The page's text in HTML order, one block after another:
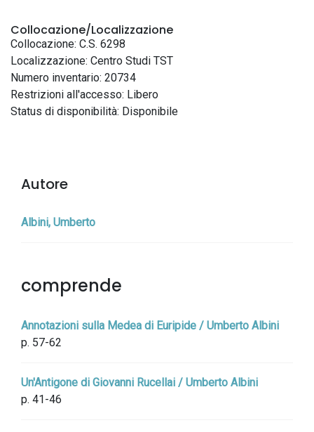
Collocazione/Localizzazione
Collocazione: C.S. 6298
Localizzazione: Centro Studi TST
Numero inventario: 20734
Restrizioni all'accesso: Libero
Status di disponibilità: Disponibile
Autore
Albini, Umberto
comprende
Annotazioni sulla Medea di Euripide / Umberto Albini
p. 57-62
Un'Antigone di Giovanni Rucellai / Umberto Albini
p. 41-46